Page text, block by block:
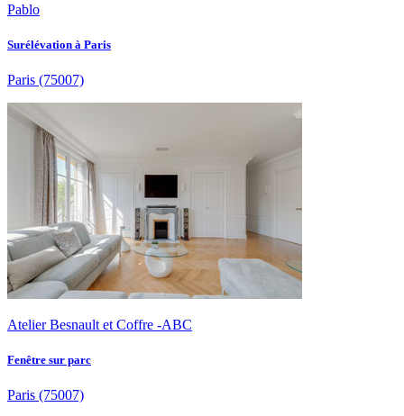
Pablo
Surélévation à Paris
Paris (75007)
Atelier Besnault et Coffre -ABC
Fenêtre sur parc
Paris (75007)